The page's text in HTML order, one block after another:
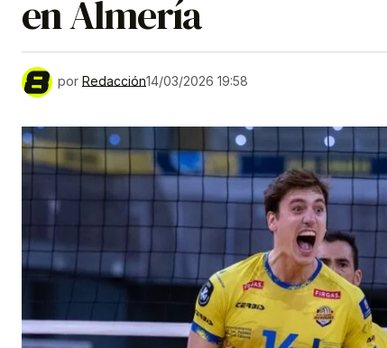
en Almería
por Redacción14/03/2026 19:58